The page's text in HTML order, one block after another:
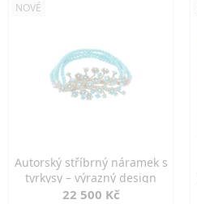
NOVÉ
Autorský stříbrný náramek s
tyrkysy – výrazný design
22 500 Kč